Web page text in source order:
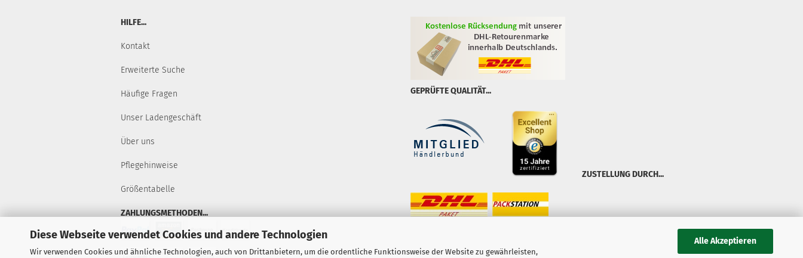
Diese Webseite verwendet Cookies und andere Technologien
Wir verwenden Cookies und ähnliche Technologien, auch von Drittanbietern, um die ordentliche Funktionsweise der Website zu gewährleisten,
Alle Akzeptieren
HILFE...
Kontakt
Erweiterte Suche
Häufige Fragen
Unser Ladengeschäft
Über uns
Pflegehinweise
Größentabelle
ZAHLUNGSMETHODEN...
GEPRÜFTE QUALITÄT...
ZUSTELLUNG DURCH...